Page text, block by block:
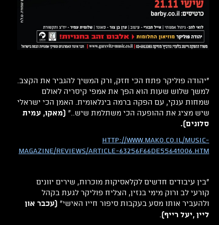
"יהודה פוליקר פתח הכי חזק, ורק המשיך להגביר את הקצב.
למשך שלוש שעות הוא הפך את אמפי קיסריה לאולם
שמחות ענקי, עם הפקה ברמה בינלאומית. האמן הכי ישראלי
שיש מציג את ההופעה הכי משתלמת שיש.." (מאקו, עמית
סלונים).
http://www.mako.co.il/music-
Magazine/reviews/Article-63256f66de55641006.htm
"בין עיבודים חדשים לקלאסיקות מוכרות, שירים יוונים
קורעי לב ורוק מימי בנזין, הצליח פוליקר לגעת בקהל
ולהעביר אותו מסע בעקבות סיפור חייו האישי" (עכבר און
ליין ,יעל רייף).